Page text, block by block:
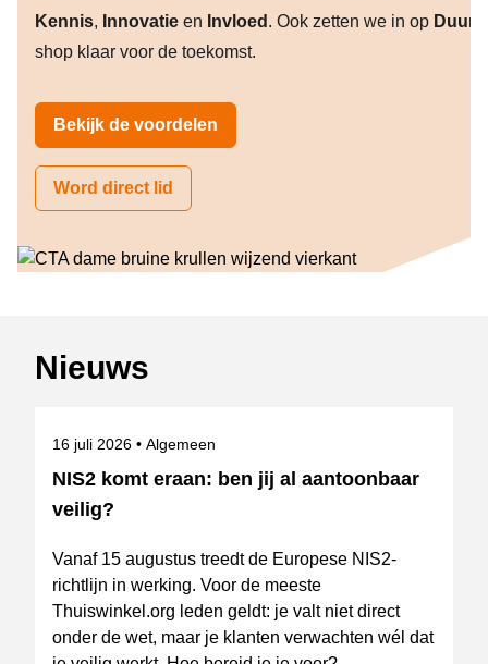
Kennis, Innovatie en Invloed . Ook zetten we in op
shop klaar voor de toekomst.
Bekijk de voordelen
Word direct lid
Nieuws
NIS2 komt eraan: ben jij al aantoonbaar
veilig?
Gepubliceerd op
16 juli 2026 Onderwerpen
Algemeen
Vanaf 15 augustus treedt de Europese NIS2-
richtlijn in werking. Voor de meeste
Thuiswinkel.org leden geldt: je valt niet direct
onder de wet, maar je klanten verwachten wél dat